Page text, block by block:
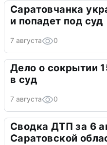
Саратовчанка
и попадет под суд
7 августа 0
Дело о сокрытии
в суд
7 августа 0
Сводка ДТП за 6
Саратовской